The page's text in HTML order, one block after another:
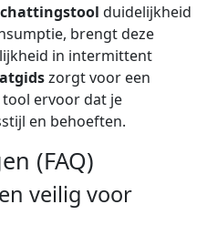
duidelijkheid
brengt deze
in intermittent
zorgt voor een
ervoor dat je
en behoeften.
(FAQ)
veilig voor